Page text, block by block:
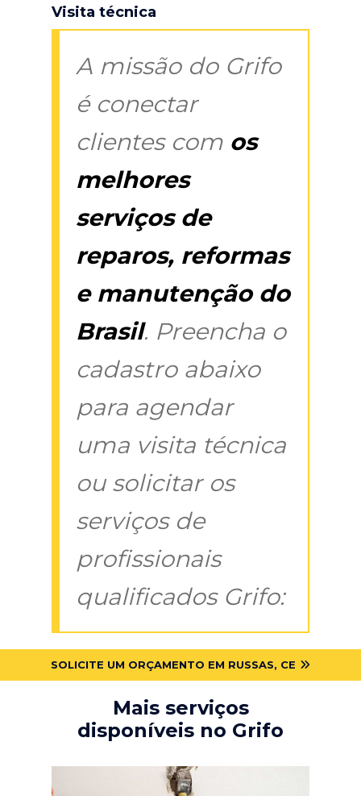
Visita técnica
A missão do Grifo
é conectar
clientes com os
melhores
serviços de
reparos, reformas
e manutenção do
Brasil. Preencha o
cadastro abaixo
para agendar
uma visita técnica
ou solicitar os
serviços de
profissionais
qualificados Grifo:
SOLICITE UM ORÇAMENTO EM RUSSAS, CE
Mais serviços
disponíveis no Grifo